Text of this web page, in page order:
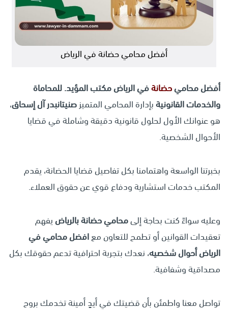
أفضل محامي حضانة في الرياض
أفضل محاميحضانةفي الرياضمكتب المؤيد. للمحاماة
والخدمات القانونيةبإدارة المحامي المتميز صنيتانبدر آل إسحاق،
هو عنوانك الأول لحلول قانونية دقيقة وشاملة في قضايا
الأحوال الشخصية.
بخبرتنا الواسعة واهتمامنا بكل تفاصيل قضايا الحضانة، يقدم
المكتب خدمات استشارية ودفاع قوي عن حقوق العملاء.
وعليه سواءً كنت بحاجة إلىمحامي حضانة بالرياضيفهم
تعقيدات القوانين أو تطمح للتعاون معافضل محامي في
الرياض أحوال شخصيه، نعدك بتجربة احترافية تدعم حقوقك بكل
مصداقية وشفافية.
تواصل معنا واطمئن بأن قضيتك في أيدٍ أمينة تخدمك بروح